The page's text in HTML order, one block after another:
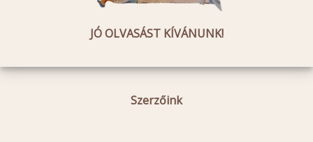
JÓ OLVASÁST KÍVÁNUNK!
Szerzőink